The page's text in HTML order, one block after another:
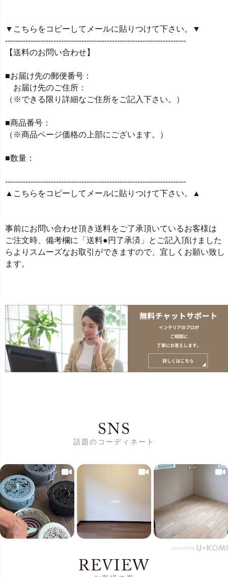
▼こちらをコピーしてメールに貼りつけて下さい。▼
-----------------------------------------------------------------------
【送料のお問い合わせ】
■お届け先の郵便番号：
お届け先のご住所：
（※できる限り詳細なご住所をご記入下さい。）
■商品番号：
（※商品ページ価格の上部にございます。）
■数量：
-----------------------------------------------------------------------
▲こちらをコピーしてメールに貼りつけて下さい。▲
事前にお問い合わせ頂き送料をご了承頂いているお客様は
ご注文時、備考欄に「送料●円了承済」とご記入頂けました
らよりスムーズなお取引ができますので、宜しくお願い致し
ます。
SNS
話題のコーディネート
REVIEW